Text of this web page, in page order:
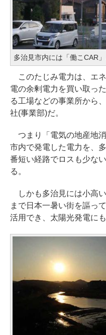
多治見市内には「働こCAR
このたじみ電力は、エ
電の余剰電力を買い取っ
る工場などの事業所から
社(事業部)だ。
つまり「電気の地産地
市内で発電した電力を、
番短い経路でロスも少な
る。
しかも多治見には小高
まで日本一暑い街を謳っ
活用でき、太陽光発電に